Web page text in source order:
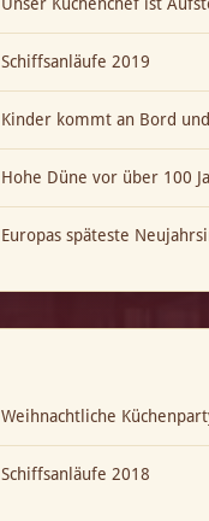
Schiffsanläufe 2019
Kinder kommt an Bord
Hohe Düne vor über 100
Europas späteste
Weihnachtliche
Schiffsanläufe 2018